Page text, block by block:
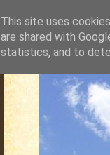
This site uses
are shared with
statistics, and to